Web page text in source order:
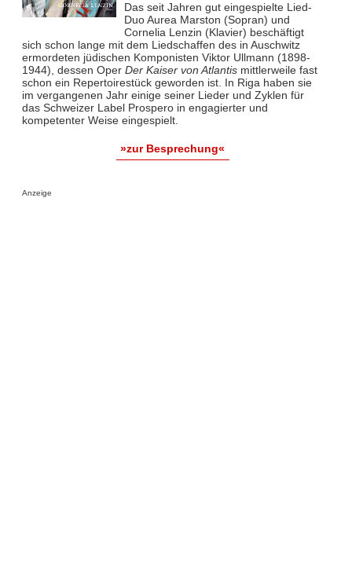
Das seit Jahren gut eingespielte Lied-
Duo Aurea Marston (Sopran) und
Cornelia Lenzin (Klavier) beschäftigt
sich schon lange mit dem Liedschaffen des in Auschwitz
ermordeten jüdischen Komponisten Viktor Ullmann (1898-
1944), dessen Oper Der Kaiser von Atlantismittlerweile fast
schon ein Repertoirestück geworden ist. In Riga haben sie
im vergangenen Jahr einige seiner Lieder und Zyklen für
das Schweizer Label Prospero in engagierter und
kompetenter Weise eingespielt.
»zur Besprechung«
Anzeige